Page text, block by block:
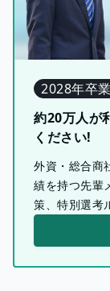
2028年卒業
約20万人が
ください!
外資・総合商
績を持つ先輩
策、特別選考